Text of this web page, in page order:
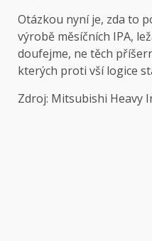
Otázkou nyní je, zda to
výrobě měsíčních IPA,
doufejme, ne těch
kterých proti vší logice
Zdroj: Mitsubishi Heavy